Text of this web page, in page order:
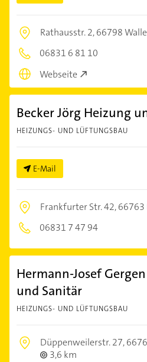
Rathausstr. 2,66798
06831 6 81 10
Webseite
Becker Jörg Heizung
HEIZUNGS- UND LÜFTUNGSBAU
E-Mail
Frankfurter Str. 42,66763
06831 7 47 94
Hermann-Josef
und Sanitär
HEIZUNGS- UND LÜFTUNGSBAU
Düppenweilerstr. 27,
3,6 km